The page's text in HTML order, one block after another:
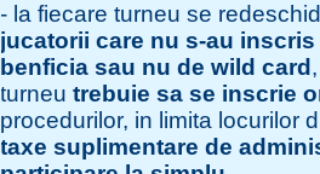
- la fiecare turneu se
jucatorii care nu s-au
benficia sau nu de wild card
turneutrebuie sa se inscrie
procedurilor, in limita locurilor
taxe suplimentare de